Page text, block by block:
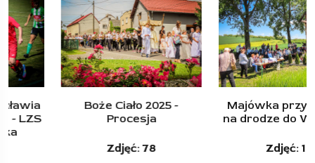
Boże Ciało 2025 -
Majówka przy krzyżu,
na drodze do Wierzchu